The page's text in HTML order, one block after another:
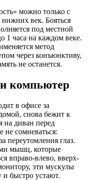
можно только с
век. Бояться
под местной
1 часа на каждом веке.
метод
через конъюнктиву,
не останется.
компьютер
в офисе за
снова бежит к
на диван перед
сомневаться:
переутомления глаз.
мышц, которые
вправо-влево, вверх-
эти мускулы
и быстро устают.